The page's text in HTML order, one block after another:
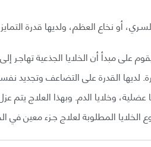
أو نخاع العظم، ولديها قدرة
على مبدأ أن الخلايا الجذعية
لديها القدرة على التضاعف وتجديد
وخلايا الدم. وبهذا العلاج
الخلايا المطلوبة لعلاج جـزء معين في